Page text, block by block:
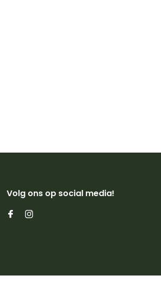
Volg ons op social media!